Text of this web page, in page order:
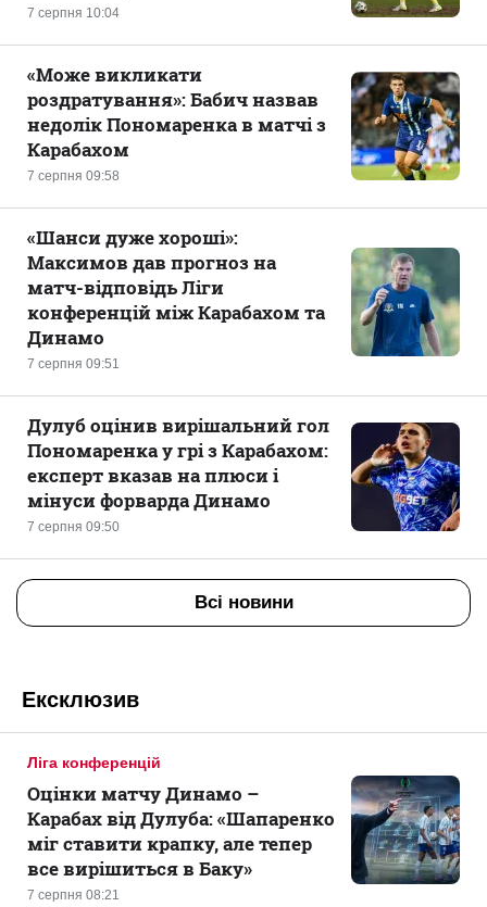
7 серпня 10:04
7 серпня 09:58
«Може викликати
роздратування»: Бабич назвав
недолік Пономаренка в матчі з
Карабахом
7 серпня 09:51
«Шанси дуже хороші»:
Максимов дав прогноз на
матч-відповідь Ліги
конференцій між Карабахом та
Динамо
7 серпня 09:50
Дулуб оцінив вирішальний гол
Пономаренка у грі з Карабахом:
експерт вказав на плюси і
мінуси форварда Динамо
Всі новини
Ексклюзив
Ліга конференцій
7 серпня 08:21
Оцінки матчу Динамо –
Карабах від Дулуба: «Шапаренко
міг ставити крапку, але тепер
все вирішиться в Баку»